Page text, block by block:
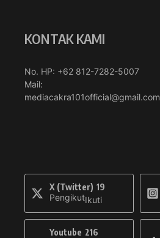
KONTAK KAMI
No. HP: +62 812-7282-5007
Mail:
mediacakra101official@gmail.com
X (Twitter) 19
PengikutIkuti
Youtube 216